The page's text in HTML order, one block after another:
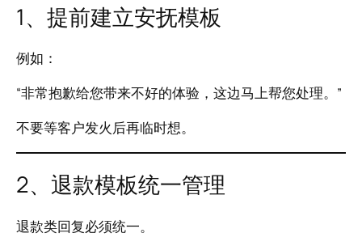
1、提前建立安抚模板
例如：
“非常抱歉给您带来不好的体验，这边马上帮您处理。”
不要等客户发火后再临时想。
2、退款模板统一管理
退款类回复必须统一。